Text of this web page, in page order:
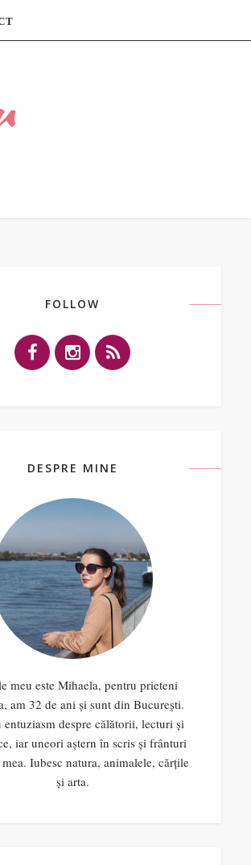
FOLLOW
DESPRE MINE
meu este Mihaela, pentru prieteni
am 32 de ani și sunt din București.
entuziasm despre călătorii, lecturi și
iar uneori aștern în scris și frânturi
Iubesc natura, animalele, cărțile
și arta.